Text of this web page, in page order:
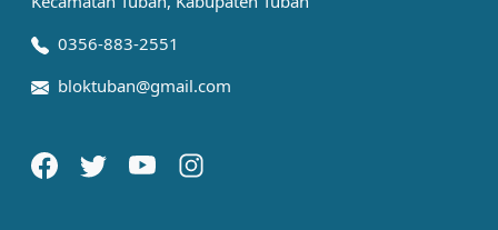
0356-883-2551
bloktuban@gmail.com